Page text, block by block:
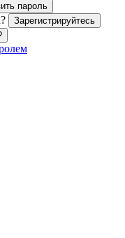
пароль
Зарегистрируйтесь